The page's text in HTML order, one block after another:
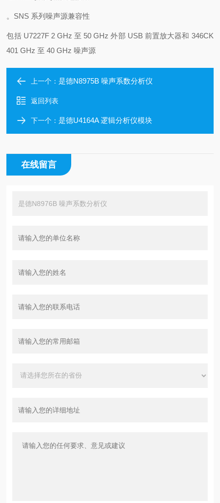
。SNS 系列噪声源兼容性
包括 U7227F 2 GHz 至 50 GHz 外部 USB 前置放大器和 346CK
401 GHz 至 40 GHz 噪声源
上一个：是德N8975B 噪声系数分析仪
返回列表
下一个：是德U4164A 逻辑分析仪模块
在线留言